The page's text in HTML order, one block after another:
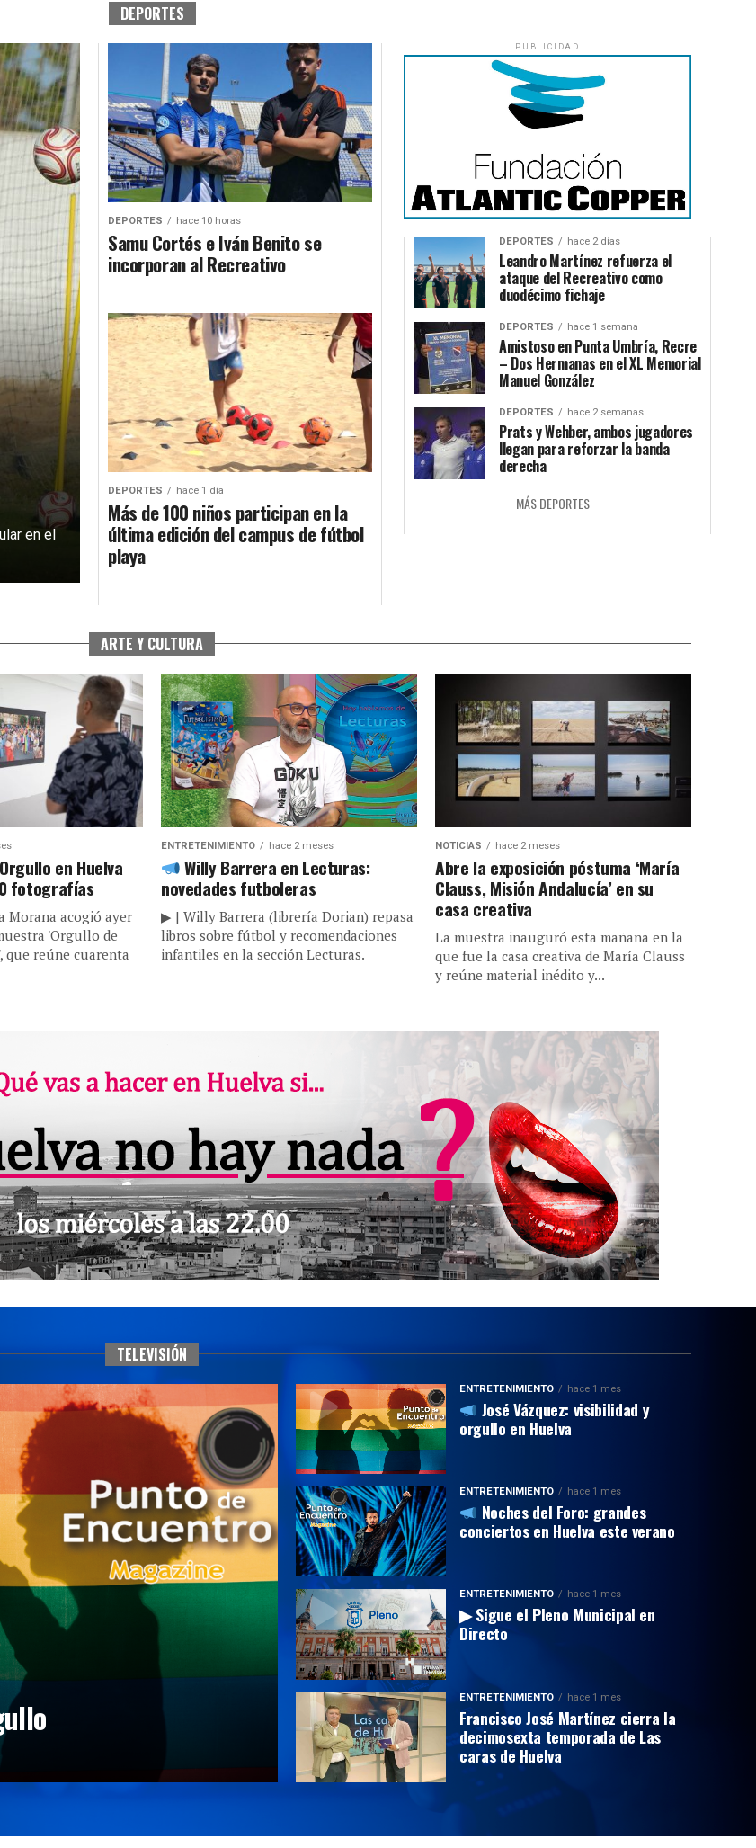
DEPORTES
en el
DEPORTES hace 10 horas
Samu Cortés e Iván Benito se
incorporan al Recreativo
DEPORTES hace 1 día
Más de 100 niños participan en la
última edición del campus de fútbol
playa
PUBLICIDAD
DEPORTES hace 2 días
Leandro Martínez refuerza el
ataque del Recreativo como
duodécimo fichaje
DEPORTES hace 1 semana
Amistoso en Punta Umbría, Recre
– Dos Hermanas en el XL Memorial
Manuel González
DEPORTES hace 2 semanas
Prats y Wehber, ambos jugadores
llegan para reforzar la banda
derecha
MÁS DEPORTES
ARTE Y CULTURA
en Huelva
fotografías
Morana acogió ayer
'Orgullo de
que reúne cuarenta
ENTRETENIMIENTO hace 2 meses
Willy Barrera en Lecturas:
novedades futboleras
▶ | Willy Barrera (librería Dorian) repasa
libros sobre fútbol y recomendaciones
infantiles en la sección Lecturas.
NOTICIAS hace 2 meses
Abre la exposición póstuma ‘María
Clauss, Misión Andalucía’ en su
casa creativa
La muestra inauguró esta mañana en la
que fue la casa creativa de María Clauss
y reúne material inédito y...
TELEVISIÓN
ENTRETENIMIENTO hace 1 mes
José Vázquez: visibilidad y
orgullo en Huelva
ENTRETENIMIENTO hace 1 mes
Noches del Foro: grandes
conciertos en Huelva este verano
ENTRETENIMIENTO hace 1 mes
▶ Sigue el Pleno Municipal en
Directo
ENTRETENIMIENTO hace 1 mes
Francisco José Martínez cierra la
decimosexta temporada de Las
caras de Huelva